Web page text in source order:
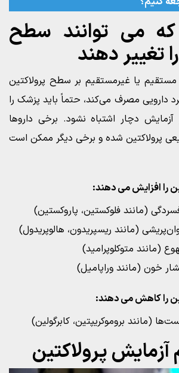
که می‌ توانند سطح
تغییر دهند
مستقیم یا غیرمستقیم بر سطح پرولاکتین
دارویی مصرف می‌کند، حتماً باید پزشک را
دچار اشتباه نشود. برخی داروها
پرولاکتین شده و برخی دیگر ممکن است
را افزایش می‌ دهند:
(مانند فلوکستین، پاروکستین)
(مانند ریسپریدون، هالوپریدول)
(مانند متوکلوپرامید)
خون (مانند وراپامیل)
را کاهش می‌ دهند:
(مانند بروموکریپتین، کابرگولین)
آزمایش پرولاکتین